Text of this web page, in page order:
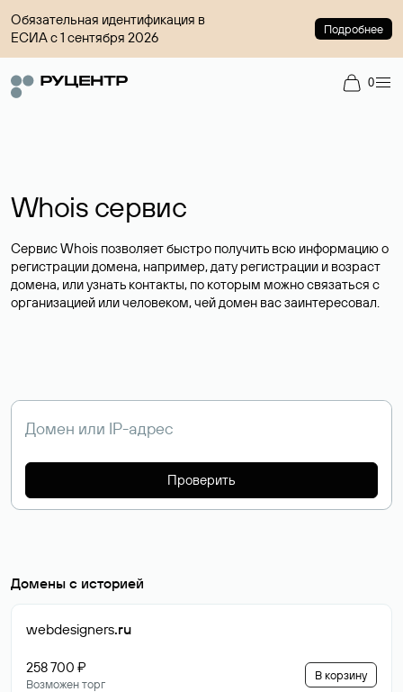
Обязательная идентификация в
ЕСИА с 1 сентября 2026
Подробнее
0
Whois сервис
Сервис Whois позволяет быстро получить всю информацию о
регистрации домена, например, дату регистрации и возраст
домена, или узнать контакты, по которым можно связаться с
организацией или человеком, чей домен вас заинтересовал.
Проверить
Домены с историей
webdesigners.ru
258 700 ₽
Возможен торг
В корзину